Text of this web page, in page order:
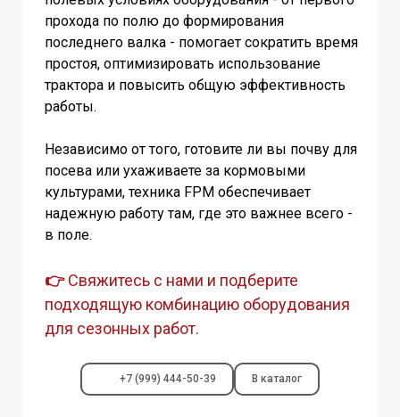
прохода по полю до формирования
последнего валка - помогает сократить время
простоя, оптимизировать использование
трактора и повысить общую эффективность
работы.
Независимо от того, готовите ли вы почву для
посева или ухаживаете за кормовыми
культурами, техника FPM обеспечивает
надежную работу там, где это важнее всего -
в поле.
👉Свяжитесь с нами и подберите
подходящую комбинацию оборудования
для сезонных работ.
+7 (999) 444-50-39 В каталог